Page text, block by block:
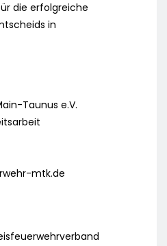
die erfolgreiche
in
Taunus e.V.
mtk.de